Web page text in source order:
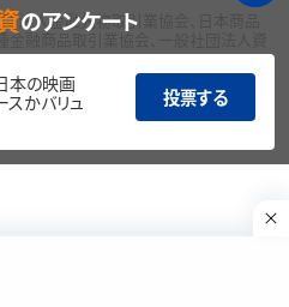
法人金融先物取引業協会、日本商品
金融商品取引業協会、一般社団法人資
All
のアンケート
本の映画
かバリュ
投票する